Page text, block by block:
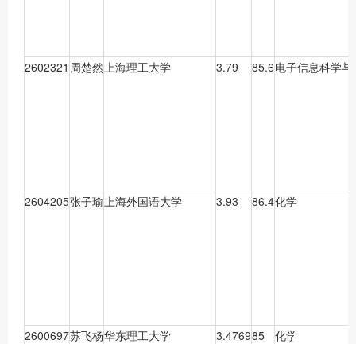
2602321 周楚然 上海理工大学 3.79 85.6电子信息科学与
2604205张子瑜 上海外国语大学 3.93 86.4化学
2600697苏飞杨华东理工大学 3.476985 化学